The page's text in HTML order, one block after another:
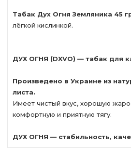
Табак Дух Огня Земляника 45
лёгкой кислинкой.
ДУХ ОГНЯ (DXVO) — табак для
Произведено в Украине из
листа.
Имеет чистый вкус, хорошую
комфортную и приятную тягу.
ДУХ ОГНЯ — стабильность,